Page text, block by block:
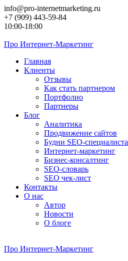
Перейти
к
контенту
info@pro-internetmarketing.ru
+7 (909) 443-59-84
10:00-18:00
Про Интернет-Маркетинг
Главная
Клиенты
Отзывы
Как стать партнером
Портфолио
Партнеры
Блог
Аналитика
Продвижение сайтов
Будни SEO-специалиста
Интернет-маркетинг
Бизнес-консалтинг
SEO-словарь
SEO чек-лист
Контакты
О нас
Автор
Новости
О блоге
Про Интернет-Маркетинг